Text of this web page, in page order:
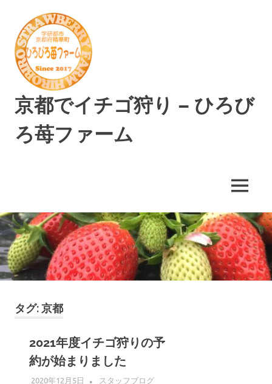
京都でイチゴ狩り – ひろび
ろ苺ファーム
味
し
い
イ
チ
ゴ
み
MENU
タグ:京都
2021年度イチゴ狩りの予
約が始まりました
2020年12月5日 ADMIN
スタッフブログ